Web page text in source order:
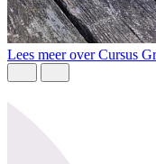
Lees meer over Cursus